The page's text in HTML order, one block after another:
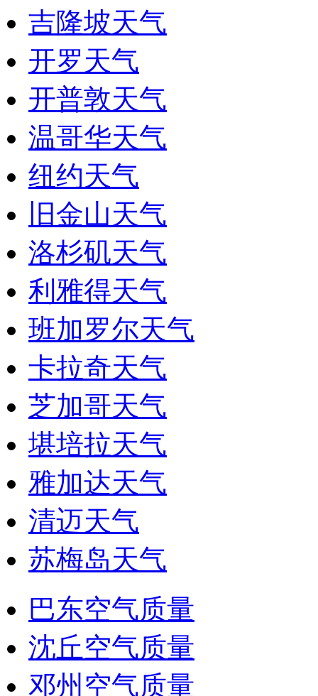
吉隆坡天气
开罗天气
开普敦天气
温哥华天气
纽约天气
旧金山天气
洛杉矶天气
利雅得天气
班加罗尔天气
卡拉奇天气
芝加哥天气
堪培拉天气
雅加达天气
清迈天气
苏梅岛天气
巴东空气质量
沈丘空气质量
邓州空气质量